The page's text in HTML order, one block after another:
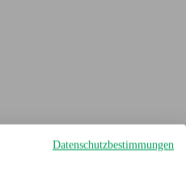
Datenschutzbestimmungen